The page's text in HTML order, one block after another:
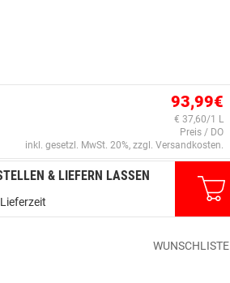
93,99€
€ 37,60/1 L
Preis / DO
inkl. gesetzl. MwSt. 20%, zzgl. Versandkosten.
& LIEFERN LASSEN
WUNSCHLISTE